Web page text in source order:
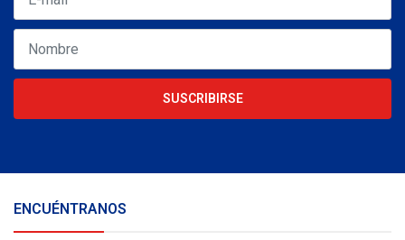
SUSCRIBIRSE
ENCUÉNTRANOS